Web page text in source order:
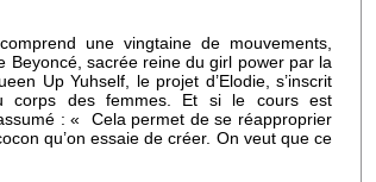
une vingtaine de mouvements,
Beyoncé, sacrée reine du girl power par la
Up Yuhself, le projet d’Elodie, s’inscrit
corps des femmes. Et si le cours est
: « Cela permet de se réapproprier
qu’on essaie de créer. On veut que ce